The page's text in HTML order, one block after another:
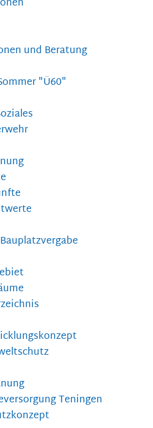
und Beratung
"Ü60"
Teningen